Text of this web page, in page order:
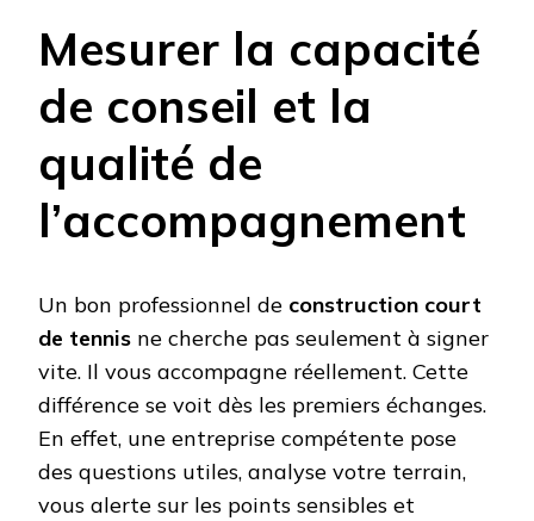
Mesurer la capacité
de conseil et la
qualité de
l’accompagnement
Un bon professionnel de construction court
de tennis ne cherche pas seulement à signer
vite. Il vous accompagne réellement. Cette
différence se voit dès les premiers échanges.
En effet, une entreprise compétente pose
des questions utiles, analyse votre terrain,
vous alerte sur les points sensibles et